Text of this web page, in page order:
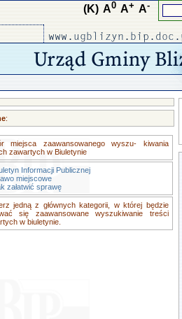
(K) A0 A+ A-
:
miejsca zaawansowanego wyszu- kiwania
zawartych w Biuletynie
Informacji Publicznej
miejscowe
załatwić sprawę
jedną z głównych kategorii, w której będzie
się zaawansowane wyszukiwanie treści
w biuletynie.